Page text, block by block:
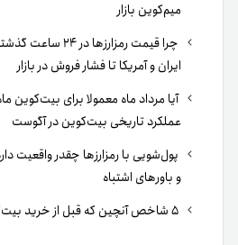
میم‌کوین بازار
چرا قیمت
ایران و آمریکا تا فشار فروش در بازار
آیا مرداد ماه معمولا برای بیت‌کوین
عملکرد تاریخی بیت‌کوین در آگوست
پول‌شویی با رمزارزها چقدر واقعیت
و باورهای اشتباه